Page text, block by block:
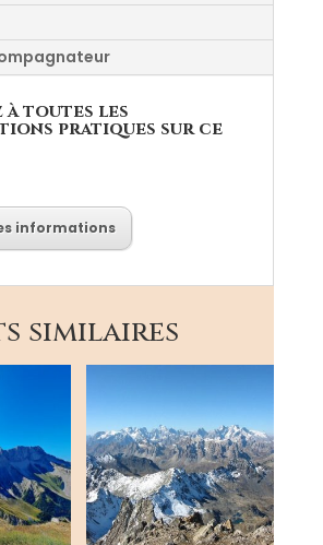
à toutes les
pratiques sur ce
informations
similaires